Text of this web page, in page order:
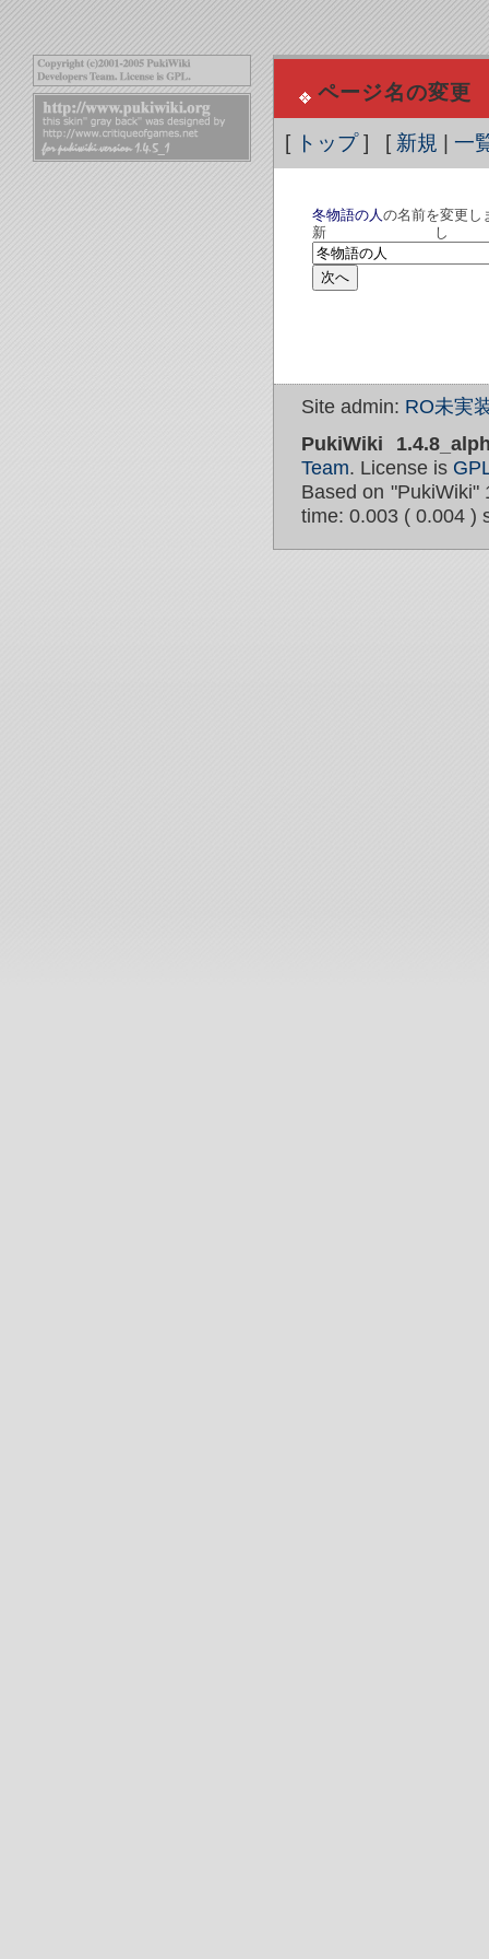
ページ名の変更
[ トップ] [ 新規 一
冬物語の人の名前を変更し
新
Site admin: RO未実
PukiWiki
Team. License is
Based on "PukiWiki"
time: 0.003 ( 0.004 )